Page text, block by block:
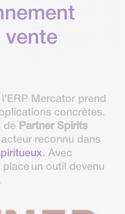
vente
Mercator prend
concrètes.
de
Partner Spirits
reconnu dans
. Avec
un outil devenu